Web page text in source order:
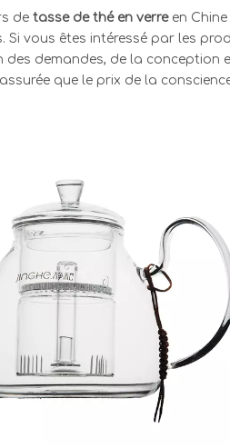
de tasse de thé en verreen Chine
vous êtes intéressé par les
demandes, de la
que le prix de la